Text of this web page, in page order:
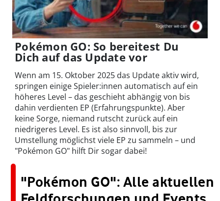
Pokémon GO: So bereitest Du
Dich auf das Update vor
Wenn am 15. Oktober 2025 das Update aktiv wird,
springen einige Spieler:innen automatisch auf ein
höheres Level – das geschieht abhängig von bis
dahin verdienten EP (Erfahrungspunkte). Aber
keine Sorge, niemand rutscht zurück auf ein
niedrigeres Level. Es ist also sinnvoll, bis zur
Umstellung möglichst viele EP zu sammeln – und
"Pokémon GO" hilft Dir sogar dabei!
"Pokémon GO": Alle aktuellen